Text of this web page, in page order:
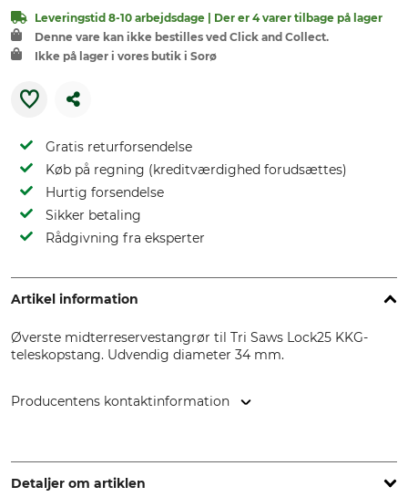
Leveringstid 8-10 arbejdsdage | Der er 4 varer tilbage på lager
Denne vare kan ikke bestilles ved Click and Collect.
Ikke på lager i vores butik i Sorø
Gratis returforsendelse
Køb på regning (kreditværdighed forudsættes)
Hurtig forsendelse
Sikker betaling
Rådgivning fra eksperter
Artikel information
Øverste midterreservestangrør til Tri Saws Lock25 KKG-
teleskopstang. Udvendig diameter 34 mm.
Producentens kontaktinformation
www.grube.de
Detaljer om artiklen